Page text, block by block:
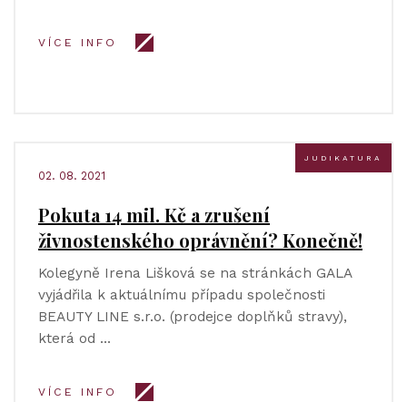
VÍCE INFO
JUDIKATURA
02. 08. 2021
Pokuta 14 mil. Kč a zrušení
živnostenského oprávnění? Konečně!
Kolegyně Irena Lišková se na stránkách GALA
vyjádřila k aktuálnímu případu společnosti
BEAUTY LINE s.r.o. (prodejce doplňků stravy),
která od …
VÍCE INFO